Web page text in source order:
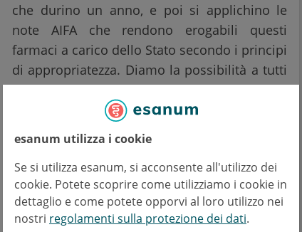
esanum utilizza i cookie
Se si utilizza esanum, si acconsente all'utilizzo dei
cookie. Potete scoprire come utilizziamo i cookie in
dettaglio e come potete opporvi al loro utilizzo nei
nostri regolamenti sulla protezione dei dati.
che durino un anno, e poi si applichino le
note AIFA che rendono erogabili questi
farmaci a carico dello Stato secondo i principi
di appropriatezza. Diamo la possibilità a tutti
i medici di poterli prescrivere, garantendo un
percorso di cura più semplice al paziente e
una riduzione delle liste d’attesa”.
Leggi di più su
Servizio Sanitario Nazionale
Testo